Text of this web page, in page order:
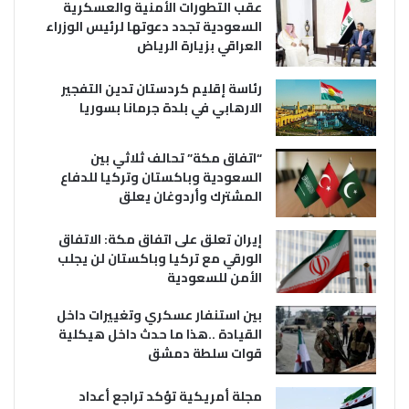
عقب التطورات الأمنية والعسكرية
السعودية تجدد دعوتها لرئيس الوزراء
العراقي بزيارة الرياض
رئاسة إقليم كردستان تدين التفجير
الارهابي في بلدة جرمانا بسوريا
“اتفاق مكة” تحالف ثلاثي بين
السعودية وباكستان وتركيا للدفاع
المشترك وأردوغان يعلق
إيران تعلق على اتفاق مكة: الاتفاق
الورقي مع تركيا وباكستان لن يجلب
الأمن للسعودية
بين استنفار عسكري وتغييرات داخل
القيادة ..هذا ما حدث داخل هيكلية
قوات سلطة دمشق
مجلة أمريكية تؤكد تراجع أعداد